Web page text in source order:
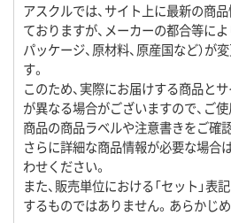
アスクルでは、サイト上に最新の商
ておりますが、メーカーの都合等によ
パッケージ、原材料、原産国など）が
す。
このため、実際にお届けする商品と
が異なる場合がございますので、ご
商品の商品ラベルや注意書きをご確
さらに詳細な商品情報が必要な場合
わせください。
また、販売単位における「セット」表
するものではありません。あらかじ